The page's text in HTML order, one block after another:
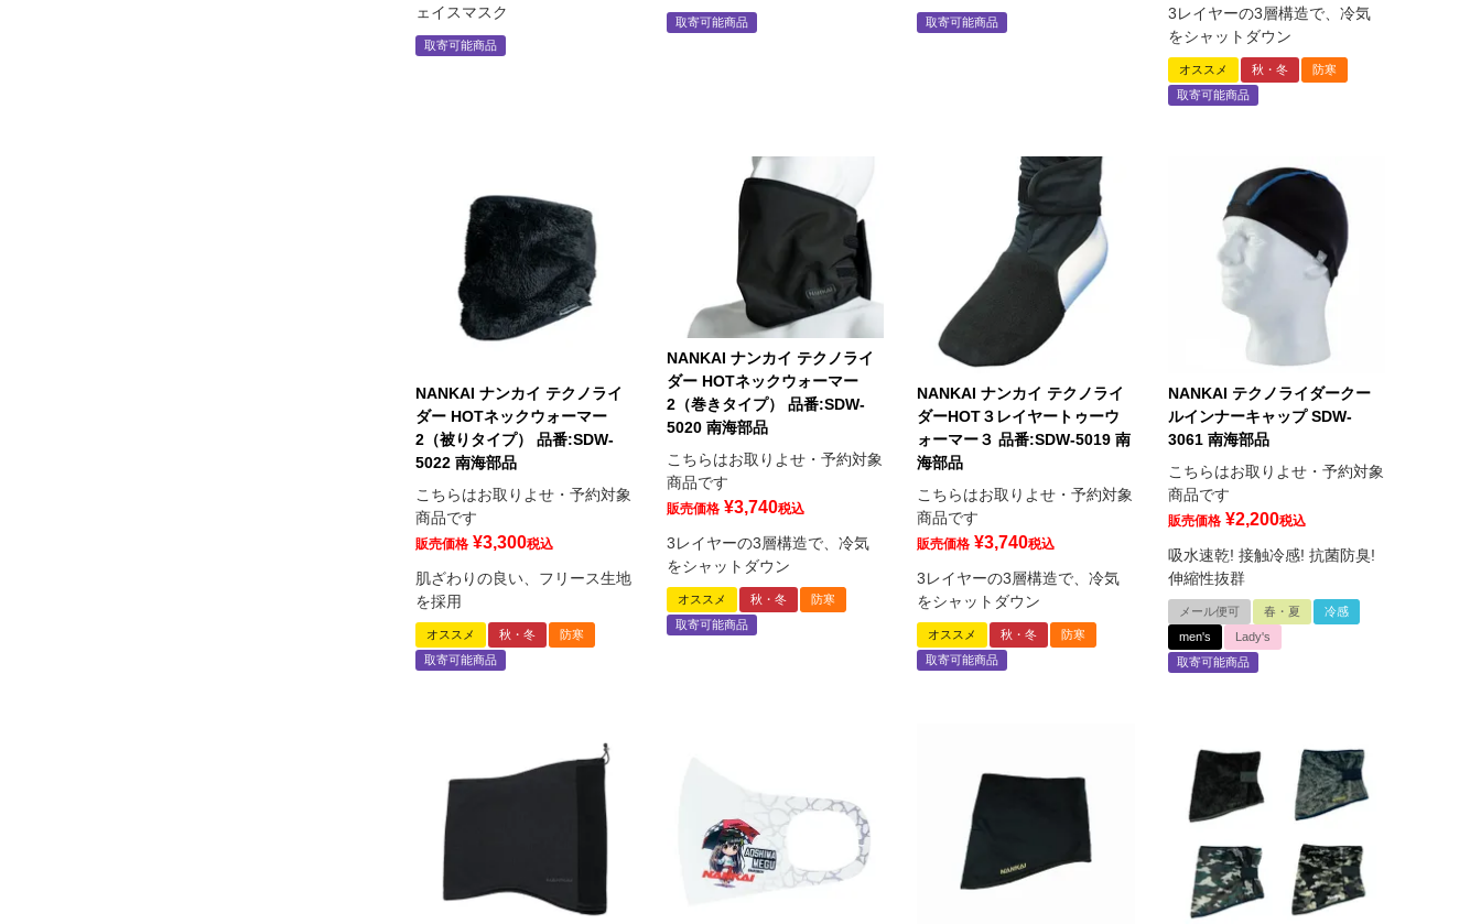
ェイスマスク
取寄可能商品
取寄可能商品 取寄可能商品
3レイヤーの3層構造で、冷気
をシャットダウン
オススメ 秋・冬
防寒
取寄可能商品
NANKAI ナンカイ テクノライ
ダー HOTネックウォーマー
2（被りタイプ） 品番:SDW-
5022 南海部品
こちらはお取りよせ・予約対象
商品です
販売価格 ¥3,300税込
肌ざわりの良い、フリース生地
を採用
オススメ 秋・冬
防寒
取寄可能商品
NANKAI ナンカイ テクノライ
ダー HOTネックウォーマー
2（巻きタイプ） 品番:SDW-
5020 南海部品
こちらはお取りよせ・予約対象
商品です
販売価格 ¥3,740税込
3レイヤーの3層構造で、冷気
をシャットダウン
オススメ 秋・冬
防寒
取寄可能商品
NANKAI ナンカイ テクノライ
ダーHOT３レイヤートゥーウ
ォーマー３ 品番:SDW-5019 南
海部品
こちらはお取りよせ・予約対象
商品です
販売価格 ¥3,740税込
3レイヤーの3層構造で、冷気
をシャットダウン
オススメ 秋・冬
防寒
取寄可能商品
NANKAI テクノライダークー
ルインナーキャップ SDW-
3061 南海部品
こちらはお取りよせ・予約対象
商品です
販売価格 ¥2,200税込
吸水速乾! 接触冷感! 抗菌防臭!
伸縮性抜群
メール便可 春・夏
冷感
men's
Lady's
取寄可能商品